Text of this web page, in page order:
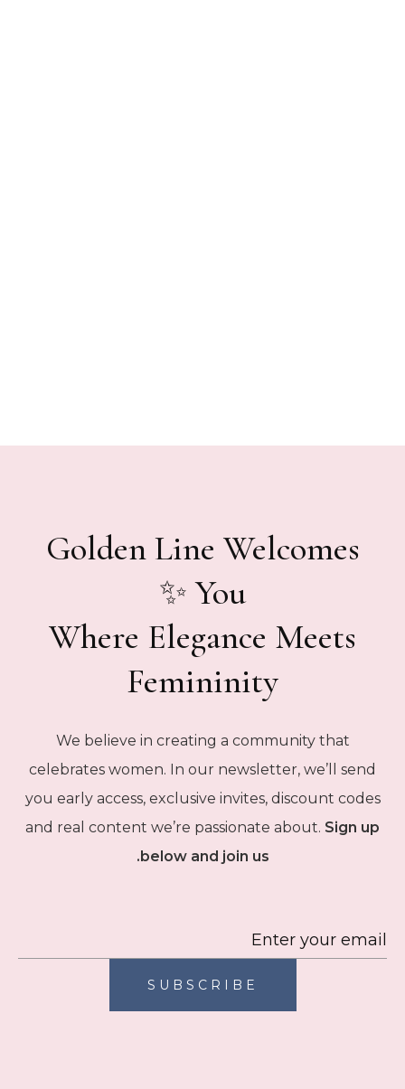
Golden Line Welcomes
You ✨
Where Elegance Meets
Femininity
We believe in creating a community that
celebrates women. In our newsletter, we’ll send
you early access, exclusive invites, discount codes
and real content we’re passionate about. Sign up
below and join us.
SUBSCRIBE